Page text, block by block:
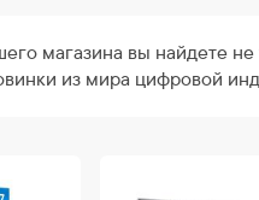
магазина вы найдете
из мира цифровой